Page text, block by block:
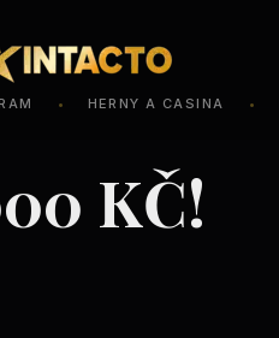
• HERNY A CASINA •
KČ!